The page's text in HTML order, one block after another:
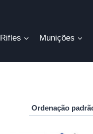
Rifles Munições